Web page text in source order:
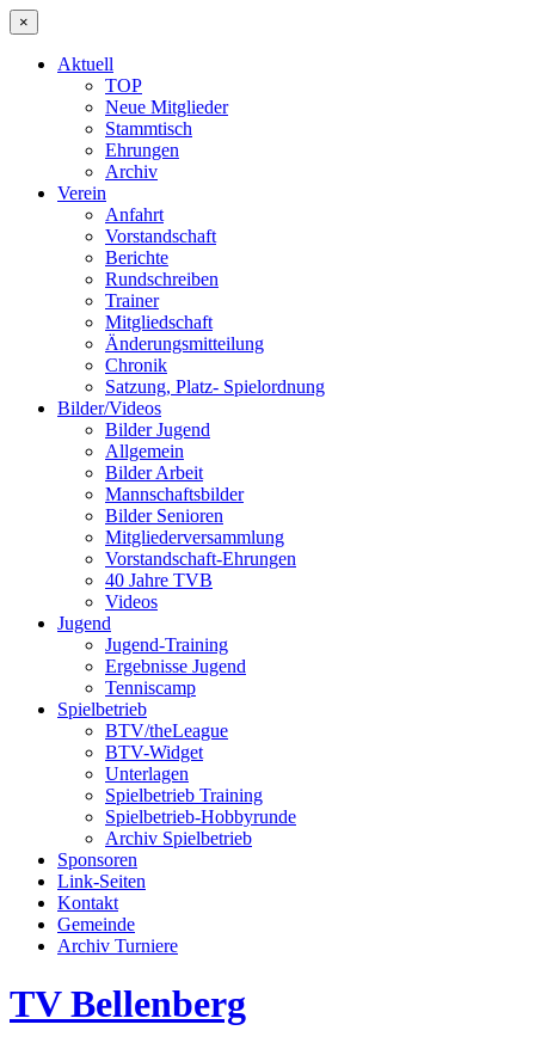
×
Aktuell
TOP
Neue Mitglieder
Stammtisch
Ehrungen
Archiv
Verein
Anfahrt
Vorstandschaft
Berichte
Rundschreiben
Trainer
Mitgliedschaft
Änderungsmitteilung
Chronik
Satzung, Platz- Spielordnung
Bilder/Videos
Bilder Jugend
Allgemein
Bilder Arbeit
Mannschaftsbilder
Bilder Senioren
Mitgliederversammlung
Vorstandschaft-Ehrungen
40 Jahre TVB
Videos
Jugend
Jugend-Training
Ergebnisse Jugend
Tenniscamp
Spielbetrieb
BTV/theLeague
BTV-Widget
Unterlagen
Spielbetrieb Training
Spielbetrieb-Hobbyrunde
Archiv Spielbetrieb
Sponsoren
Link-Seiten
Kontakt
Gemeinde
Archiv Turniere
TV Bellenberg